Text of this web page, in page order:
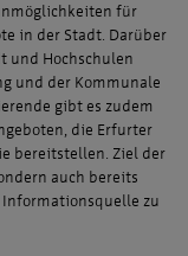
für
in der Stadt. Darüber
und Hochschulen
und der Kommunale
gibt es zudem
die Erfurter
bereitstellen. Ziel der
auch bereits
zu